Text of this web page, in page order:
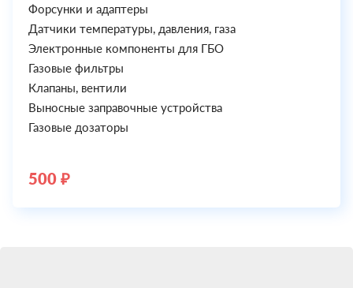
Форсунки и адаптеры
Датчики температуры, давления, газа
Электронные компоненты для ГБО
Газовые фильтры
Клапаны, вентили
Выносные заправочные устройства
Газовые дозаторы
500 ₽